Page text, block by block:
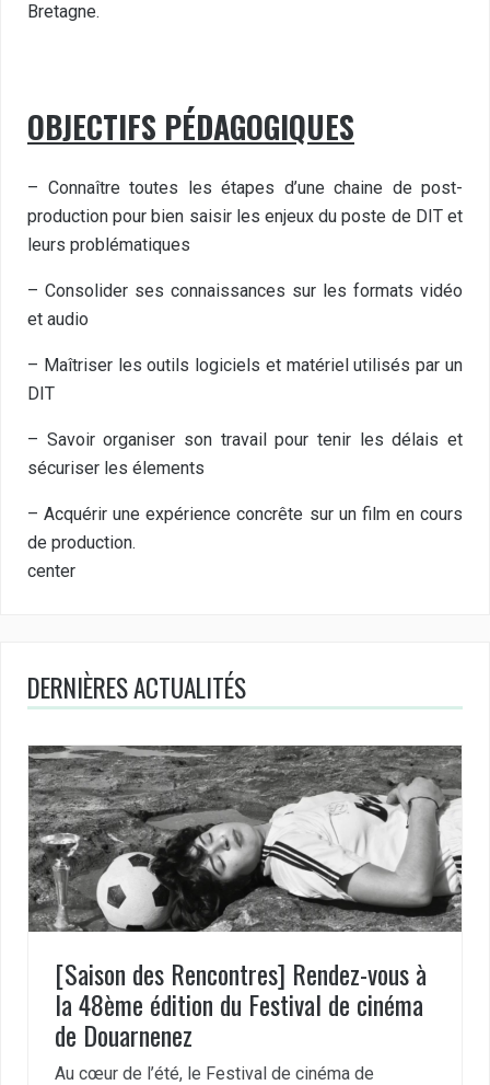
Bretagne.
OBJECTIFS PÉDAGOGIQUES
– Connaître toutes les étapes d’une chaine de post-
production pour bien saisir les enjeux du poste de DIT et
leurs problématiques
– Consolider ses connaissances sur les formats vidéo
et audio
– Maîtriser les outils logiciels et matériel utilisés par un
DIT
– Savoir organiser son travail pour tenir les délais et
sécuriser les élements
– Acquérir une expérience concrête sur un film en cours
de production.
center
DERNIÈRES ACTUALITÉS
[Saison des Rencontres] Rendez-vous à
la 48ème édition du Festival de cinéma
de Douarnenez
Au cœur de l’été, le Festival de cinéma de